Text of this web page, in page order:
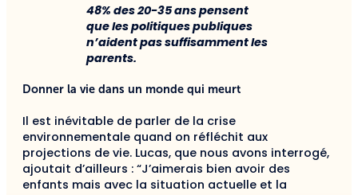
48% des 20-35 ans pensent
que les politiques publiques
n’aident pas suffisamment les
parents.
Donner la vie dans un monde qui meurt
Il est inévitable de parler de la crise
environnementale quand on réfléchit aux
projections de vie. Lucas, que nous avons interrogé,
ajoutait d’ailleurs : “J’aimerais bien avoir des
enfants mais avec la situation actuelle et la